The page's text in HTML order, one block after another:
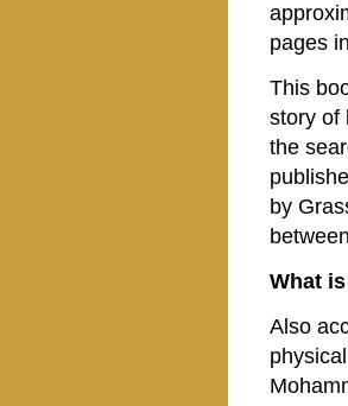
pages
This
story of
the
by
What
Also